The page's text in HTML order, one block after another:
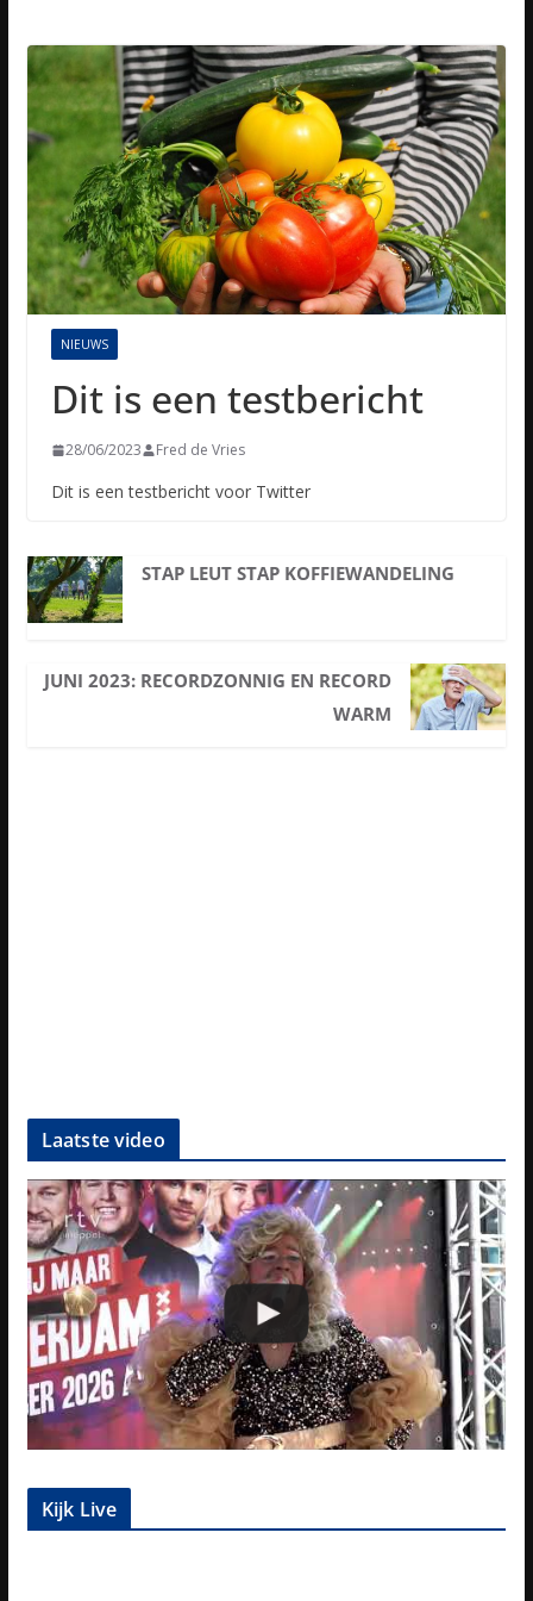
NIEUWS
Dit is een testbericht
28/06/2023 Fred de Vries
Dit is een testbericht voor Twitter
STAP LEUT STAP KOFFIEWANDELING
JUNI 2023: RECORDZONNIG EN RECORD
WARM
Laatste video
Kijk Live